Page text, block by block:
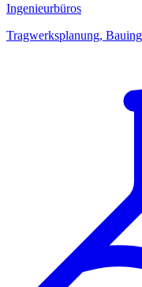
Ingenieurbüros
Tragwerksplanung,